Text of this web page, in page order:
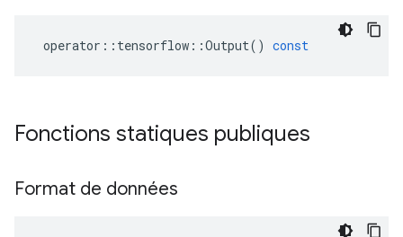
operator :: tensorflow ::Output() const
Fonctions statiques publiques
Format de données